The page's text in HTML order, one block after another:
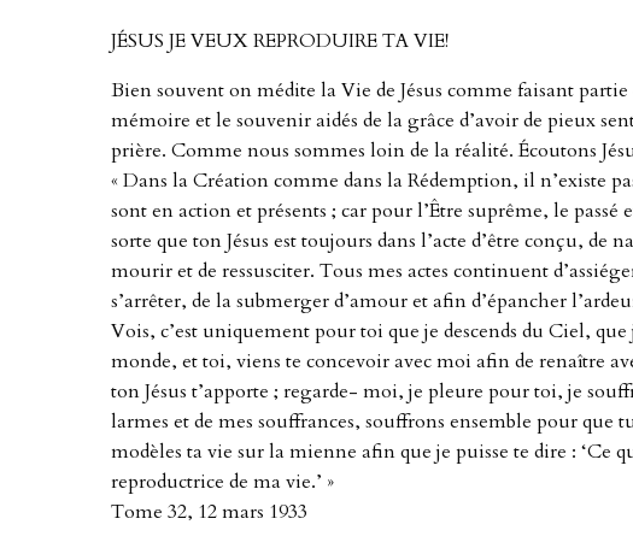
JÉSUS JE VEUX REPRODUIRE TA VIE!
Bien souvent on médite la Vie de Jésus comme faisant partie
mémoire et le souvenir aidés de la grâce d’avoir de pieux
prière. Comme nous sommes loin de la réalité. Écoutons
« Dans la Création comme dans la Rédemption, il n’existe pas
sont en action et présents ; car pour l’Être suprême, le passé
sorte que ton Jésus est toujours dans l’acte d’être conçu, de
mourir et de ressusciter. Tous mes actes continuent
s’arrêter, de la submerger d’amour et afin d’épancher
Vois, c’est uniquement pour toi que je descends du Ciel,
monde, et toi, viens te concevoir avec moi afin de renaître
ton Jésus t’apporte ; regarde- moi, je pleure pour toi, je
larmes et de mes souffrances, souffrons ensemble pour que
modèles ta vie sur la mienne afin que je puisse te dire : ‘Ce
reproductrice de ma vie.’ »
Tome 32, 12 mars 1933